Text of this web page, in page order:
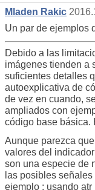
Mladen Rakic
Un par de ejemplos
Debido a las
imágenes tienden a
suficientes detalles
autoexplicativa de
de vez en cuando,
ampliados con
código base básica.
Aunque parezca
valores del
son una especie de
las posibles
ejemplo : usando